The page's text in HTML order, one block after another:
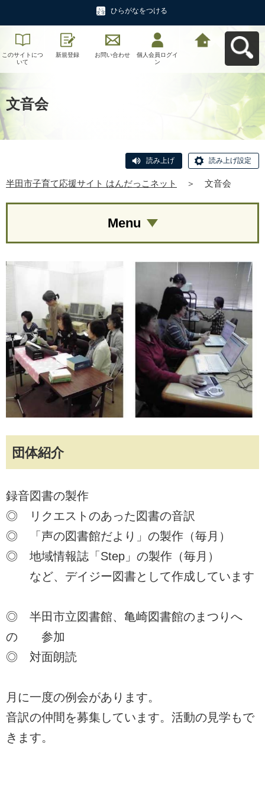
ひらがなをつける
このサイトにつ
いて
新規登録 お問い合わせ
個人会員ログイ
ン
文音会
読み上げ 読み上げ設定
半田市子育て応援サイト はんだっこネット ＞ 文音会
団体紹介
録音図書の製作
◎ リクエストのあった図書の音訳
◎ 「声の図書館だより」の製作（毎月）
◎ 地域情報誌「Step」の製作（毎月）
など、デイジー図書として作成しています
◎ 半田市立図書館、亀崎図書館のまつりへ
の 参加
◎ 対面朗読
月に一度の例会があります。
音訳の仲間を募集しています。活動の見学もで
きます。
Menu